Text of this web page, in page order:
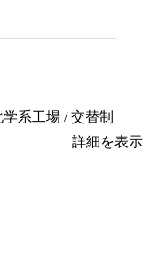
系工場 / 交替制
詳細を表示